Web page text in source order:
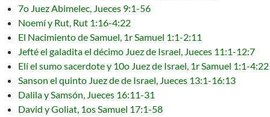
7o Juez Abimelec, Jueces 9:1-56
Noemí y Rut, Rut 1:16-4:22
El Nacimiento de Samuel, 1r Samuel 1:1-2:11
Jefté el galadita el décimo Juez de Israel, Jueces 11:1-12:7
Elí el sumo sacerdote y 10o Juez de Israel, 1r Samuel 1:1-4:22
Sanson el quinto Juez de de Israel, Jueces 13:1-16:13
Dalila y Samsón, Jueces 16:11-31
David y Goliat, 1os Samuel 17:1-58